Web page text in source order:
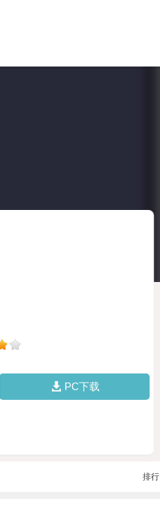
PC下载
排行